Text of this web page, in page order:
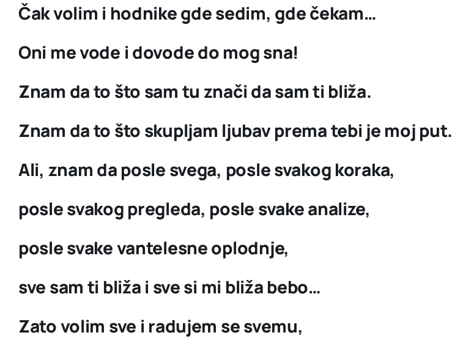
Čak volim i hodnike gde sedim, gde čekam…
Oni me vode i dovode do mog sna!
Znam da to što sam tu znači da sam ti bliža.
Znam da to što skupljam ljubav prema tebi je moj put.
Ali, znam da posle svega, posle svakog koraka,
posle svakog pregleda, posle svake analize,
posle svake vantelesne oplodnje,
sve sam ti bliža i sve si mi bliža bebo…
Zato volim sve i radujem se svemu,